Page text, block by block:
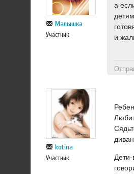
Малышка
Участник
а
и
kotina
Участник